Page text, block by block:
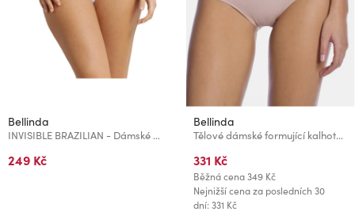
Bellinda
INVISIBLE BRAZILIAN - Dámské bezešvé kalhotky - bílá
249 Kč
Bellinda
Tělové dámské formující kalhotky Bellinda 3ACTIONS MIDISLIP
331 Kč
Běžná cena349 Kč
Nejnižší cena za posledních 30
dní: 331 Kč